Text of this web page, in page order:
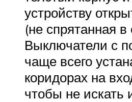
устройству
(не спрятанная в
Выключатели с
чаще всего
коридорах на
чтобы не искать